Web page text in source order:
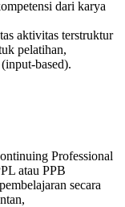
dari karya
aktivitas terstruktur
pelatihan,
based).
Professional
atau PPB
secara